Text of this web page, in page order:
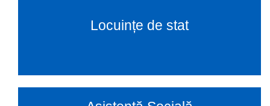
Locuințe de stat